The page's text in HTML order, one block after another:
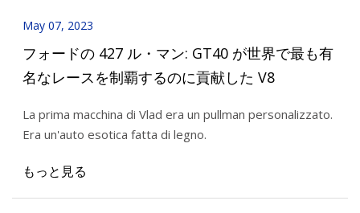
May 07, 2023
フォードの 427 ル・マン: GT40 が世界で最も有
名なレースを制覇するのに貢献した V8
La prima macchina di Vlad era un pullman personalizzato.
Era un'auto esotica fatta di legno.
もっと見る